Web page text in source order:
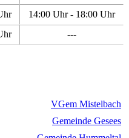
14:00 Uhr - 18:00 Uhr
---
VGem Mistelbach
Gemeinde Gesees